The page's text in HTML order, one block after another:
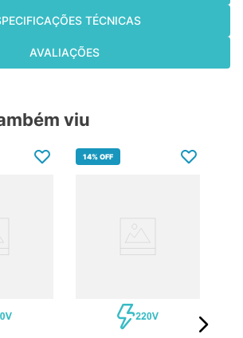
TÉCNICAS
AVALIAÇÕES
viu
14%OFF